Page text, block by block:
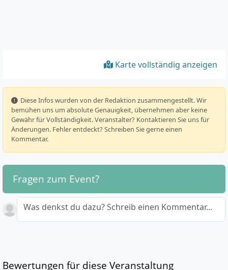
Karte vollständig anzeigen
️ Diese Infos wurden von der Redaktion zusammengestellt. Wir
bemühen uns um absolute Genauigkeit, übernehmen aber keine
Gewähr für Vollständigkeit. Veranstalter? Kontaktieren Sie uns für
Änderungen. Fehler entdeckt? Schreiben Sie gerne einen
Kommentar.
Fragen zum Event?
Was denkst du dazu? Schreib einen Kommentar...
Bewertungen für diese Veranstaltung